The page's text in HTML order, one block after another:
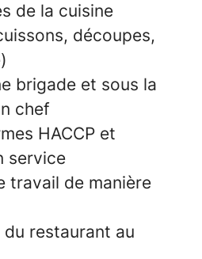
de la cuisine
découpes,
brigade et sous la
chef
HACCP et
service
travail de manière
restaurant au